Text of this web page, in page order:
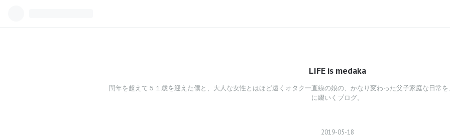
LIFE is medaka
閏年を超えて５１歳を迎えた僕と、大人な女性とはほど遠くオタク一直線の娘の、かなり変わった父子家庭な日常
に綴いくブログ。
2019-05-18